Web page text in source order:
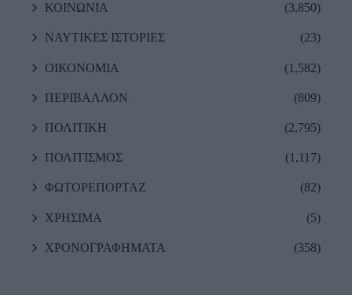
ΚΟΙΝΩΝΙΑ (3,850)
ΝΑΥΤΙΚΕΣ ΙΣΤΟΡΙΕΣ (23)
ΟΙΚΟΝΟΜΙΑ (1,582)
ΠΕΡΙΒΑΛΛΟΝ (809)
ΠΟΛΙΤΙΚΗ (2,795)
ΠΟΛΙΤΙΣΜΟΣ (1,117)
ΦΩΤΟΡΕΠΟΡΤΑΖ (82)
ΧΡΗΣΙΜΑ (5)
ΧΡΟΝΟΓΡΑΦΗΜΑΤΑ (358)